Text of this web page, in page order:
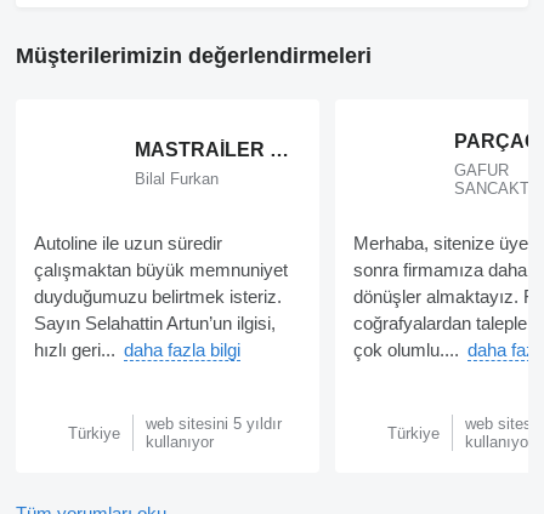
Müşterilerimizin değerlendirmeleri
MASTRAİLER TANKER
Bilal Furkan
Autoline ile uzun süredir
çalışmaktan büyük memnuniyet
duyduğumuzu belirtmek isteriz.
Sayın Selahattin Artun’un ilgisi,
hızlı geri... daha fazla bilgi
Türkiye
web sitesini 5 yıldır
kullanıyor
GAFUR
Merhaba, sitenize üye
sonra firmamıza daha
dönüşler almaktayız.
coğrafyalardan talepler
çok olumlu.... daha
Türkiye
web
kullanıyor